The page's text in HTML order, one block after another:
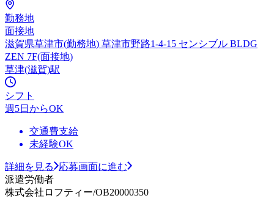
勤務地
面接地
滋賀県草津市(勤務地) 草津市野路1-4-15 センシブル BLDG
ZEN 7F(面接地)
草津(滋賀)駅
シフト
週5日からOK
交通費支給
未経験OK
詳細を見る
応募画面に進む
派遣労働者
株式会社ロフティー/OB20000350